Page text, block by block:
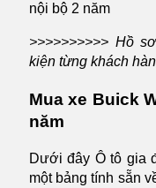
nội bộ 2 năm
>>>>>>>>>> Hồ
kiện từng khách
Mua xe Buick
năm
Dưới đây Ô tô gia
một bảng tính sẵn